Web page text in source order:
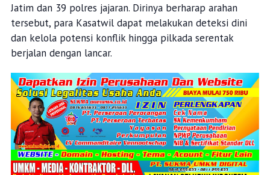
Jatim dan 39 polres jajaran. Dirinya berharap arahan
tersebut, para Kasatwil dapat melakukan deteksi dini
dan kelola potensi konflik hingga pilkada serentak
berjalan dengan lancar.